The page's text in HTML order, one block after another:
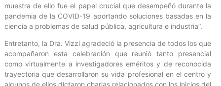
muestra de ello fue el papel crucial que desempeñó durante la
pandemia de la COVID-19 aportando soluciones basadas en la
ciencia a problemas de salud pública, agricultura e industria”.
Entretanto, la Dra. Vizzi agradeció la presencia de todos los que
acompañaron esta celebración que reunió tanto presencial
como virtualmente a investigadores eméritos y de reconocida
trayectoria que desarrollaron su vida profesional en el centro y